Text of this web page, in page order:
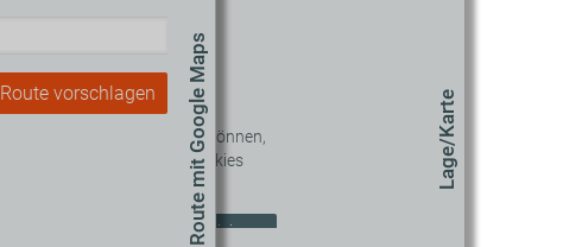
Route mit Google Maps
Route vorschlagen Lage/Karte
Um diesen Inhalt sehen zu können,
müssen Sie unseren Cookies
Cookie-Einstellungen aktualisieren